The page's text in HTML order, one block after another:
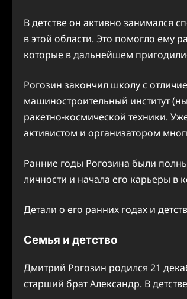
В детстве он активно занимался
в этой области. Это помогло ему
которые в дальнейшем
Рогозин закончил школу с
машиностроительный институт
ракетно-космической техники.
активистом и организатором
Ранние годы Рогозина были
личности и начала его карьеры в
Детали о его ранних годах и
Семья и детство
Дмитрий Рогозин родился 21
старший брат Александр. В